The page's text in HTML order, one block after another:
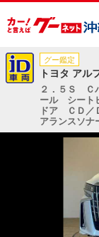
グー鑑定
トヨタ アル
２．５Ｓ Ｃ
ール シート
ドア ＣＤ／
アランスソ